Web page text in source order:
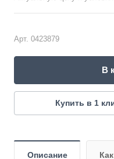
Арт. 0423879
В
Купить в 1
Описание